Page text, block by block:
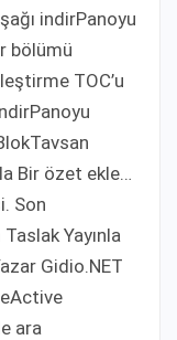
indirPanoyu
bölümü
TOC’u
Bir özet ekle…
Son
Yayınla
Gidio.NET
ara